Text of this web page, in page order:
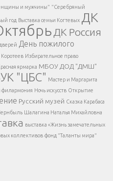
</div > </div >
и мужчины" "Серебряный
год Выставка семьи Когтевых ДК
ДК Россия
День пожилого
Избирательное право
ярмарка МБОУ ДОД "ДМШ"
"ЦБС" Мастер и Маргарита
филармония Ночь искусств Открытие
Русский музей Сказка Карабаса
Шалагина Наталья Михайловна
выставка «Жизнь замечательных
коллективов фонд "Таланты мира"